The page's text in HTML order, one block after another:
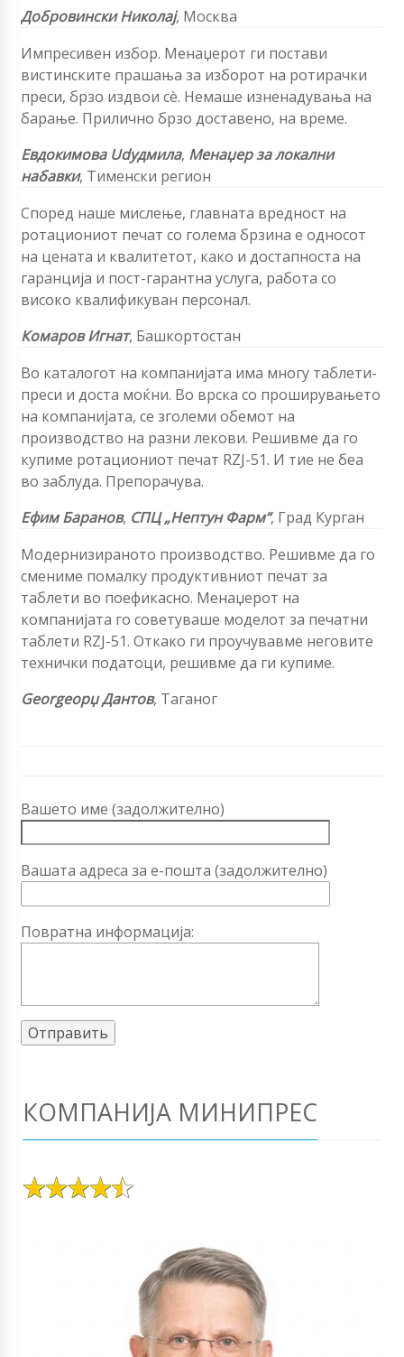
Добровински Николај, Москва
Импресивен избор. Менаџерот ги постави
вистинските прашања за изборот на ротирачки
преси, брзо издвои сè. Немаше изненадувања на
барање. Прилично брзо доставено, на време.
Евдокимова Udудмила, Менаџер за локални
набавки, Тименски регион
Според наше мислење, главната вредност на
ротациониот печат со голема брзина е односот
на цената и квалитетот, како и достапноста на
гаранција и пост-гарантна услуга, работа со
високо квалификуван персонал.
Комаров Игнат, Башкортостан
Во каталогот на компанијата има многу таблети-
преси и доста моќни. Во врска со проширувањето
на компанијата, се зголеми обемот на
производство на разни лекови. Решивме да го
купиме ротациониот печат RZJ-51. И тие не беа
во заблуда. Препорачува.
Ефим Баранов, СПЦ „Нептун Фарм“, Град Курган
Модернизираното производство. Решивме да го
смениме помалку продуктивниот печат за
таблети во поефикасно. Менаџерот на
компанијата го советуваше моделот за печатни
таблети RZJ-51. Откако ги проучувавме неговите
технички податоци, решивме да ги купиме.
Georgeорџ Дантов, Таганог
Вашето име (задолжително)
Вашата адреса за е-пошта (задолжително)
Повратна информација:
КОМПАНИЈА МИНИПРЕС